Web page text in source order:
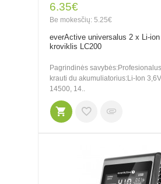
6.35€
Be mokesčių: 5.25€
everActive universalus 2 x Li-
kroviklis LC200
Pagrindinės
krauti du akumuliatorius:Li-Ion
14500, 14..